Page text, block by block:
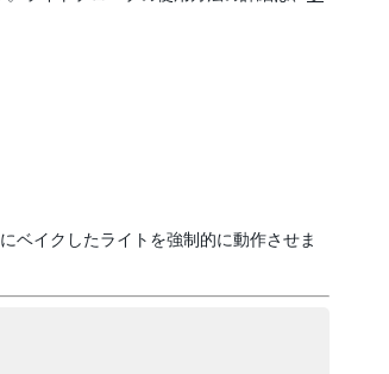
ベイクしたライトを強制的に動作させま